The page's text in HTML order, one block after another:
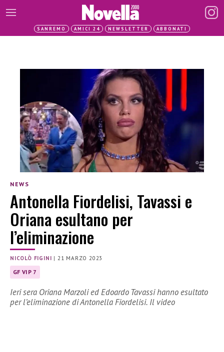
SANREMO AMICI 24 NEWSLETTER ABBONATI
NEWS
Antonella Fiordelisi, Tavassi e
Oriana esultano per
l’eliminazione
NICOLÒ FIGINI | 21 MARZO 2023
GF VIP 7
Ieri sera Oriana Marzoli ed Edoardo Tavassi hanno esultato
per l’eliminazione di Antonella Fiordelisi. Il video